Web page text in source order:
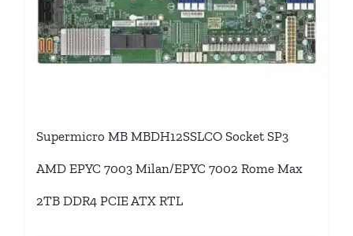
Supermicro MB MBDH12SSLCO Socket SP3
AMD EPYC 7003 Milan/EPYC 7002 Rome Max
2TB DDR4 PCIE ATX RTL